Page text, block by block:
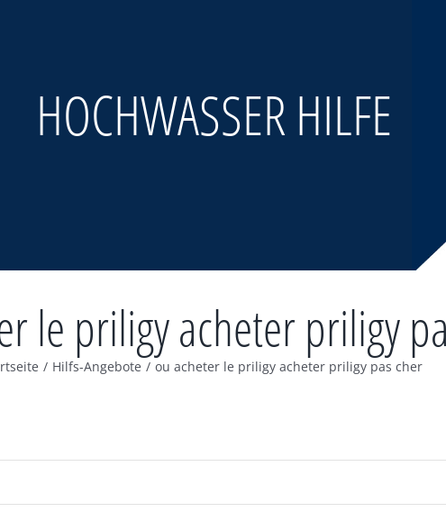
HOCHWASSER HILFE
le priligy acheter priligy
/ Hilfs-Angebote / ou acheter le priligy acheter priligy pas cher